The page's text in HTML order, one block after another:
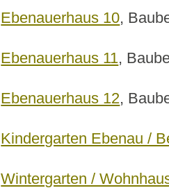
Ebenauerhaus 10,
Ebenauerhaus 11,
Ebenauerhaus 12,
Kindergarten Ebenau /
Wintergarten /